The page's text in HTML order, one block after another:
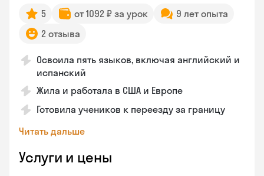
5 от 1092 ₽ за урок
9 лет опыта
2 отзыва
Освоила пять языков, включая английский и
испанский
Жила и работала в США и Европе
Готовила учеников к переезду за границу
Читать дальше
Услуги и цены